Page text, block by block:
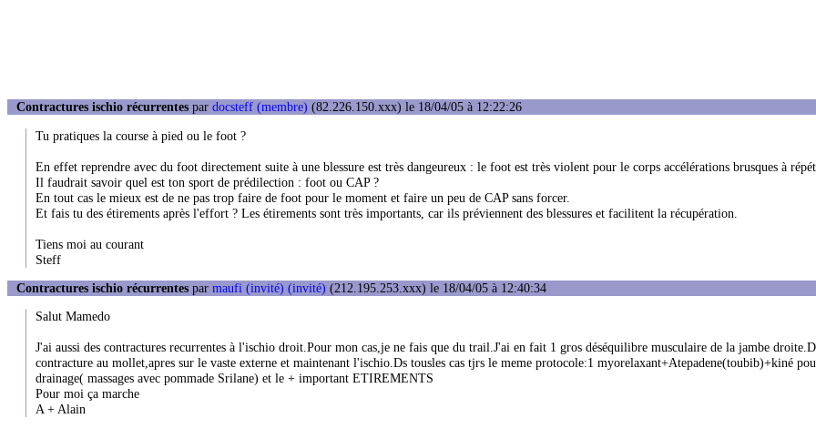
Contractures ischio récurrentes par docsteff (membre) (82.226.150.xxx) le 18/04/05 à 12:22:26
Tu pratiques la course à pied ou le foot ?
En effet reprendre avec du foot directement suite à une blessure est très dangeureux : le foot est très violent pour le corps accélérations brusques à
Il faudrait savoir quel est ton sport de prédilection : foot ou CAP ?
En tout cas le mieux est de ne pas trop faire de foot pour le moment et faire un peu de CAP sans forcer.
Et fais tu des étirements après l'effort ? Les étirements sont très importants, car ils préviennent des blessures et facilitent la récupération.
Tiens moi au courant
Steff
Contractures ischio récurrentes par maufi (invité) (invité) (212.195.253.xxx) le 18/04/05 à 12:40:34
Salut Mamedo
J'ai aussi des contractures recurrentes à l'ischio droit.Pour mon cas,je ne fais que du trail.J'ai en fait 1 gros déséquilibre musculaire de la jambe
contracture au mollet,apres sur le vaste externe et maintenant l'ischio.Ds tousles cas tjrs le meme protocole:1 myorelaxant+Atepadene(toubib)+kiné
drainage( massages avec pommade Srilane) et le + important ETIREMENTS
Pour moi ça marche
A + Alain